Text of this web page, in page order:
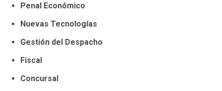
Penal Económico
Nuevas Tecnologías
Gestión del Despacho
Fiscal
Concursal